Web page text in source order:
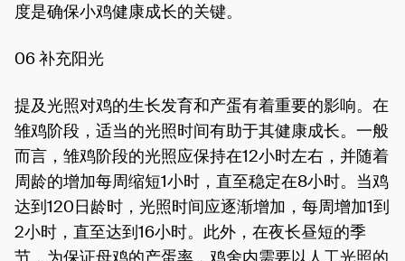
度是确保小鸡健康成长的关键。
06 补充阳光
提及光照对鸡的生长发育和产蛋有着重要的影响。在
雏鸡阶段，适当的光照时间有助于其健康成长。一般
而言，雏鸡阶段的光照应保持在12小时左右，并随着
周龄的增加每周缩短1小时，直至稳定在8小时。当鸡
达到120日龄时，光照时间应逐渐增加，每周增加1到
2小时，直至达到16小时。此外，在夜长昼短的季